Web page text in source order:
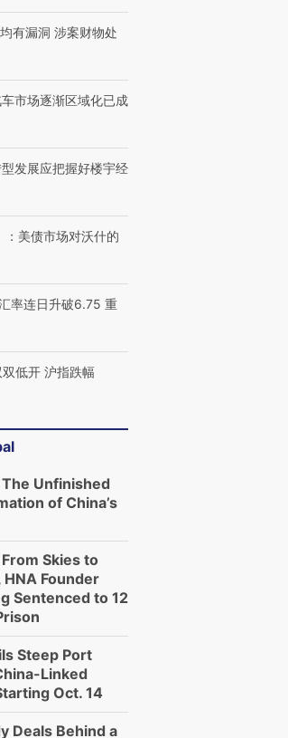
有漏洞 涉案财物处
市场逐渐区域化已成
发展应把握好楼宇经
美债市场对沃什的
率连日升破6.75 重
低开 沪指跌幅
Unfinished
of China’s
Skies to
HNA Founder
Sentenced to 12
Steep Port
Linked
Oct. 14
Deals Behind a